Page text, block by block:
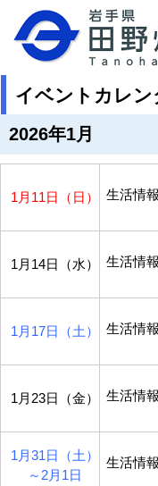
イベントカレン
2026年1月
1月11日（日） 生活情報
1月14日（水） 生活情報
1月17日（土） 生活情報
1月23日（金） 生活情報
1月31日（土）
～ 2月1日
生活情報